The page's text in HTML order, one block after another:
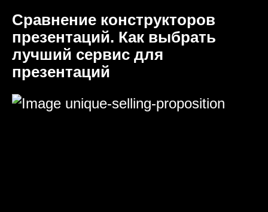
Сравнение конструкторов
презентаций. Как выбрать
лучший сервис для
презентаций